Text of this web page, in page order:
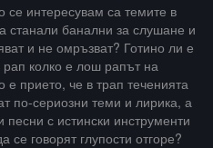
се интересувам са темите в
станали банални за слушане и
и не омръзват? Готино ли е
колко е лош рапът на
е прието, че в трап теченията
по-сериозни теми и лирика, а
с истински инструменти
се говорят глупости отгоре?